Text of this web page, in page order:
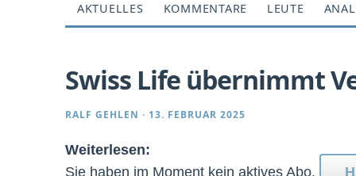
AKTUELLES KOMMENTARE LEUTE
Swiss Life übernimmt
RALF GEHLEN · 13. FEBRUAR 2025
Weiterlesen:
Sie haben im Moment kein aktives Abo.